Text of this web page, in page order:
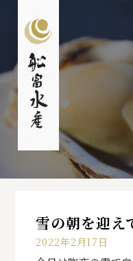
雪の朝を迎え
2022年2月17日